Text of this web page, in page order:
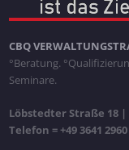
CBQ
°Beratung.
Seminare.
Löbstedter Straße 18 |
Telefon = +49 3641 2960